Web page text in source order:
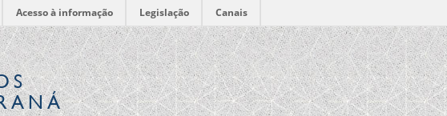
Acesso à informação Legislação Canais